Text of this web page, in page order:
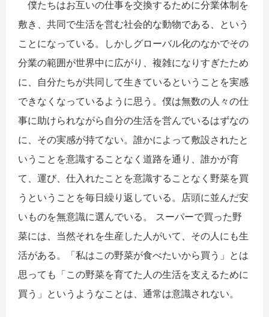
僕たちはお互いの仕事を交換するために分業体制を
敷き、共同で生活を営む社会的な動物である、という
ことになっている。しかしグローバル化のなかでその
分業の範囲が世界中に広がり、複雑になりすぎたため
に、自分たちが共同して生きているということを実感
できなくなっているように思う。僕は無数の人々の仕
事に助けられながら自分の生活を営んでいるはずなの
に、その実感が持てない。誰かによって敷設されたと
いうことを意識することなく道路を通り、誰かが育
て、運び、仕入れたことを意識することなく野菜を買
うということを毎日繰り返している。店頭に並んだ安
いものを無意識に選んでいる。 スーパーで買った野
菜には、当然それを生産した人がいて、その人にも生
活がある。「私はこの野菜が食べたいから買う」とは
思っても「この野菜を育てた人の生活を支えるために
買う」というようなことは、通常は意識されない。